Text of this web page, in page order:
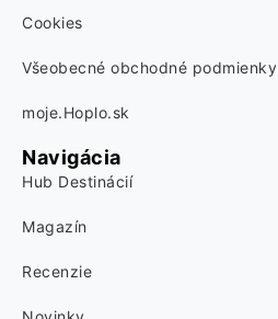
Cookies
Všeobecné obchodné podmienky
moje.Hoplo.sk
Navigácia
Hub Destinácií
Magazín
Recenzie